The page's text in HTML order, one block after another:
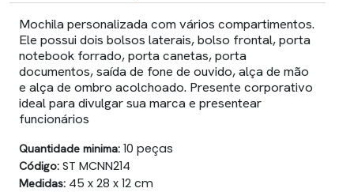
Mochila personalizada com vários compartimentos.
Ele possui dois bolsos laterais, bolso frontal, porta
notebook forrado, porta canetas, porta
documentos, saída de fone de ouvido, alça de mão
e alça de ombro acolchoado. Presente corporativo
ideal para divulgar sua marca e presentear
funcionários
Quantidade minima: 10 peças
Código: ST MCNN214
Medidas: 45 x 28 x 12 cm